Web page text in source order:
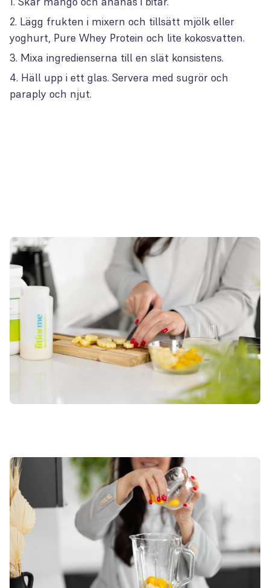
Lägg frukten i mixern och tillsätt mjölk eller
yoghurt, Pure Whey Protein och lite kokosvatten.
Mixa ingredienserna till en slät konsistens.
Häll upp i ett glas. Servera med sugrör och
paraply och njut.